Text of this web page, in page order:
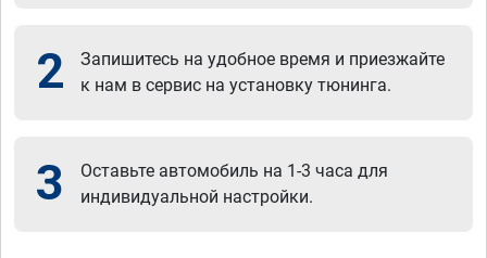
2
Запишитесь на удобное время и приезжайте
к нам в сервис на установку тюнинга.
3
Оставьте автомобиль на 1-3 часа для
индивидуальной настройки.